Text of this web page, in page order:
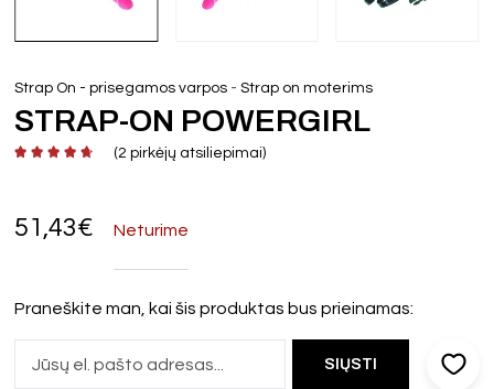
Strap On - prisegamos varpos -Strap on moterims
STRAP-ON POWERGIRL
(2 pirkėjų atsiliepimai)
51,43€ Neturime
Praneškite man, kai šis produktas bus prieinamas: